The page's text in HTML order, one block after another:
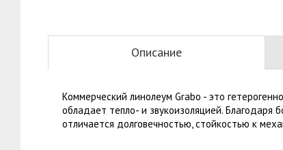
Описание
Коммерческий линолеум Grabo - это
обладает тепло- и звукоизоляцией.
отличается долговечностью, стойкостью к